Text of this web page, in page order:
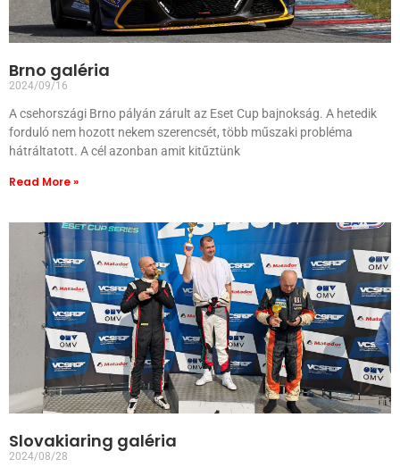
Brno galéria
2024/09/16
A csehországi Brno pályán zárult az Eset Cup bajnokság. A hetedik
forduló nem hozott nekem szerencsét, több műszaki probléma
hátráltatott. A cél azonban amit kitűztünk
Read More »
Slovakiaring galéria
2024/08/28